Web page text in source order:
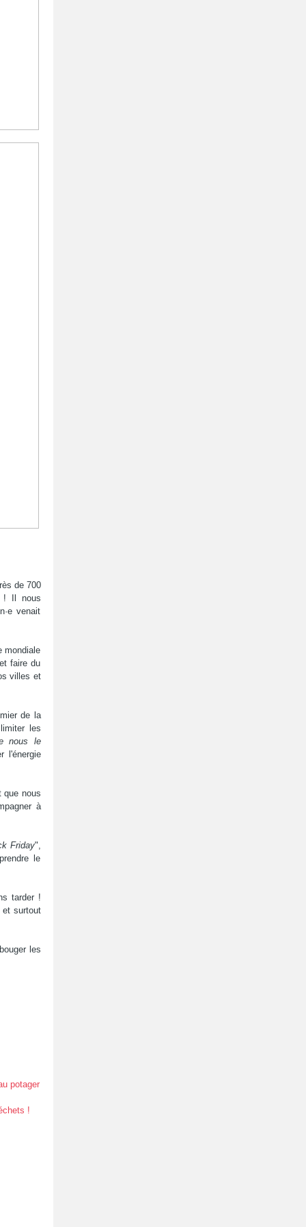
de 700
! Il nous
venait
mondiale
faire du
villes et
de la
les
nous le
l'énergie
que nous
à
Friday",
le
tarder !
et surtout
les
potager
!